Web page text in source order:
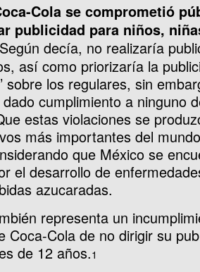
Cola se comprometió
publicidad para niños,
decía, no realizaría
así como priorizaría la
sobre los regulares, sin
cumplimiento a ninguno
estas violaciones se
más importantes del
que México se
el desarrollo de
azucaradas.
representa un
Coca-Cola de no dirigir su
de 12 años.1